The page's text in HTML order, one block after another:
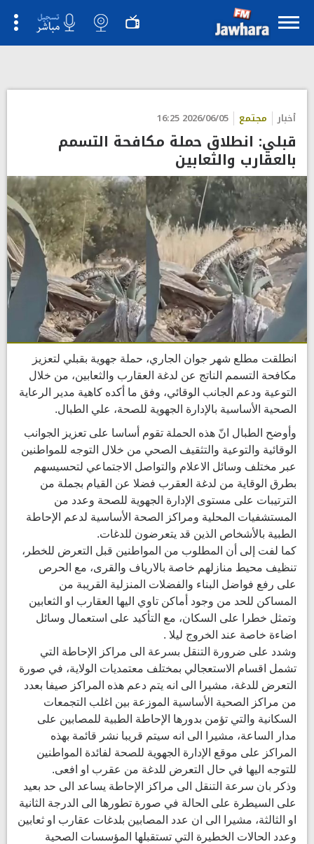
أخبار مجتمع 2026/06/05 16:25
قبلي: انطلاق حملة مكافحة التسمم
بالعقارب والثعابين
انطلقت مطلع شهر جوان الجاري، حملة جهوية بقبلي لتعزيز
مكافحة التسمم الناتج عن لدغة العقارب والثعابين، من خلال
التوعية ودعم الجانب الوقائي، وفق ما أكده كاهية مدير الرعاية
الصحية الأساسية بالإدارة الجهوية للصحة، علي الطبال.
وأوضح الطبال انّ هذه الحملة تقوم أساسا على تعزيز الجوانب
الوقائية والتوعية والتثقيف الصحي من خلال التوجه للمواطنين
عبر مختلف وسائل الاعلام والتواصل الاجتماعي لتحسيسهم
بطرق الوقاية من لدغة العقرب فضلا عن القيام بجملة من
الترتيبات على مستوى الإدارة الجهوية للصحة وعدد من
المستشفيات المحلية ومراكز الصحة الأساسية لدعم الإحاطة
الطبية بالأشخاص الذين قد يتعرضون للدغات.
كما لفت إلى أن المطلوب من المواطنين قبل التعرض للخطر،
تنظيف محيط منازلهم خاصة بالارياف والقرى، مع الحرص
على رفع فواضل البناء والفضلات المنزلية القريبة من
المساكن للحد من وجود أماكن تاوي اليها العقارب او الثعابين
وتمثل خطرا على السكان، مع التأكيد على استعمال وسائل
اضاءة خاصة عند الخروج ليلا .
وشدد على ضرورة التنقل بسرعة الى مراكز الإحاطة التي
تشمل اقسام الاستعجالي بمختلف معتمديات الولاية، في صورة
التعرض للدغة، مشيرا الى انه يتم دعم هذه المراكز صيفا بعدد
من مراكز الصحية الأساسية الموزعة بين اغلب التجمعات
السكانية والتي تؤمن بدورها الإحاطة الطبية للمصابين على
مدار الساعة، مشيرا الى انه سيتم قريبا نشر قائمة بهذه
المراكز على موقع الإدارة الجهوية للصحة لفائدة المواطنين
للتوجه اليها في حال التعرض للدغة من عقرب او افعى.
وذكر بان سرعة التنقل الى مراكز الإحاطة يساعد الى حد بعيد
على السيطرة على الحالة في صورة تطورها الى الدرجة الثانية
او الثالثة، مشيرا الى ان عدد المصابين بلدغات عقارب او ثعابين
وعدد الحالات الخطيرة التي تستقبلها المؤسسات الصحية